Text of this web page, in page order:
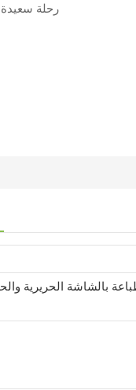
رحلة سعيدة
بالشاشة الحريرية